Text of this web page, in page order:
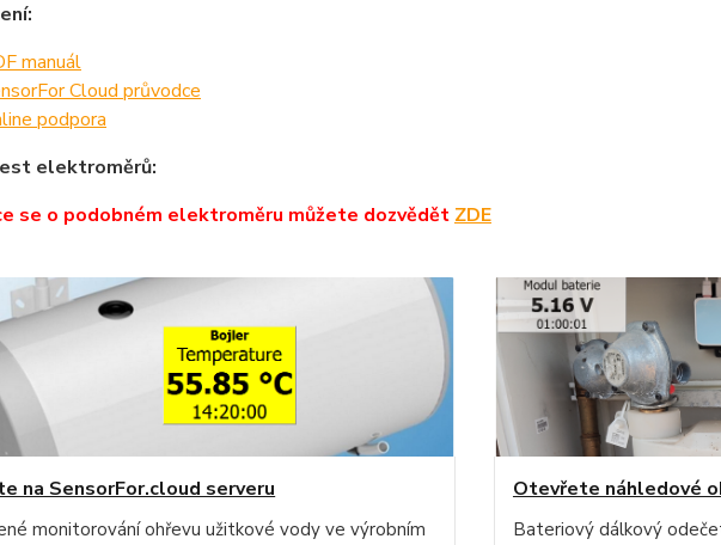
manuál
Cloud průvodce
podpora
elektroměrů:
se o podobném elektroměru můžete dozvědět ZDE
na SensorFor.cloud serveru
monitorování ohřevu užitkové vody ve výrobním
Otevřete náhledové
Bateriový dálkový